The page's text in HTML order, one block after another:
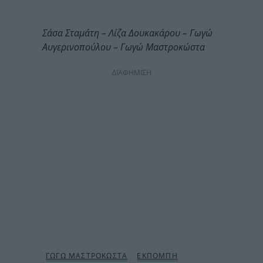
Σάσα Σταμάτη – Λίζα Δουκακάρου – Γωγώ
Αυγερινοπούλου – Γωγώ Μαστροκώστα
ΔΙΑΦΗΜΙΣΗ